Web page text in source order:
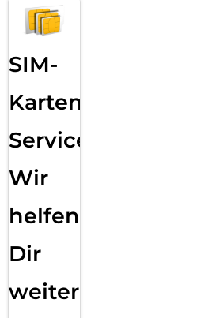
SIM-
Karten
Service:
Wir
helfen
Dir
weiter